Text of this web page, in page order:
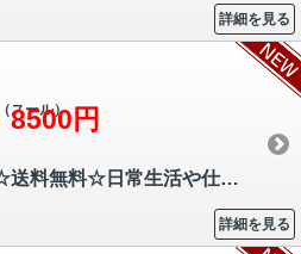
詳細を見る
8500円
91%OFF【8,500円】≪☆送料無料☆日常生活や仕事で活かせる心理学の知識と、…
詳細を見る